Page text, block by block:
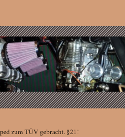
zum TÜV gebracht. §21!